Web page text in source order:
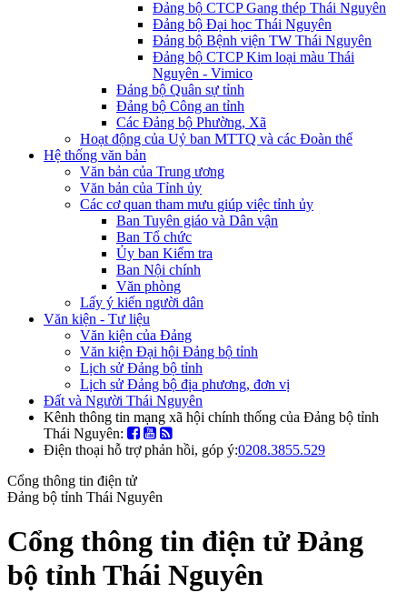
Đảng bộ CTCP Gang thép Thái Nguyên
Đảng bộ Đại học Thái Nguyên
Đảng bộ Bệnh viện TW Thái Nguyên
Đảng bộ CTCP Kim loại màu Thái
Nguyên - Vimico
Đảng bộ Quân sự tỉnh
Đảng bộ Công an tỉnh
Các Đảng bộ Phường, Xã
Hoạt động của Uỷ ban MTTQ và các Đoàn thể
Hệ thống văn bản
Văn bản của Trung ương
Văn bản của Tỉnh ủy
Các cơ quan tham mưu giúp việc tỉnh ủy
Ban Tuyên giáo và Dân vận
Ban Tổ chức
Ủy ban Kiểm tra
Ban Nội chính
Văn phòng
Lấy ý kiến người dân
Văn kiện - Tư liệu
Văn kiện của Đảng
Văn kiện Đại hội Đảng bộ tỉnh
Lịch sử Đảng bộ tỉnh
Lịch sử Đảng bộ địa phương, đơn vị
Đất và Người Thái Nguyên
Kênh thông tin mạng xã hội chính thống của Đảng bộ tỉnh
Thái Nguyên:
Điện thoại hỗ trợ phản hồi, góp ý:0208.3855.529
Cổng thông tin điện tử
Đảng bộ tỉnh Thái Nguyên
Cổng thông tin điện tử Đảng
bộ tỉnh Thái Nguyên